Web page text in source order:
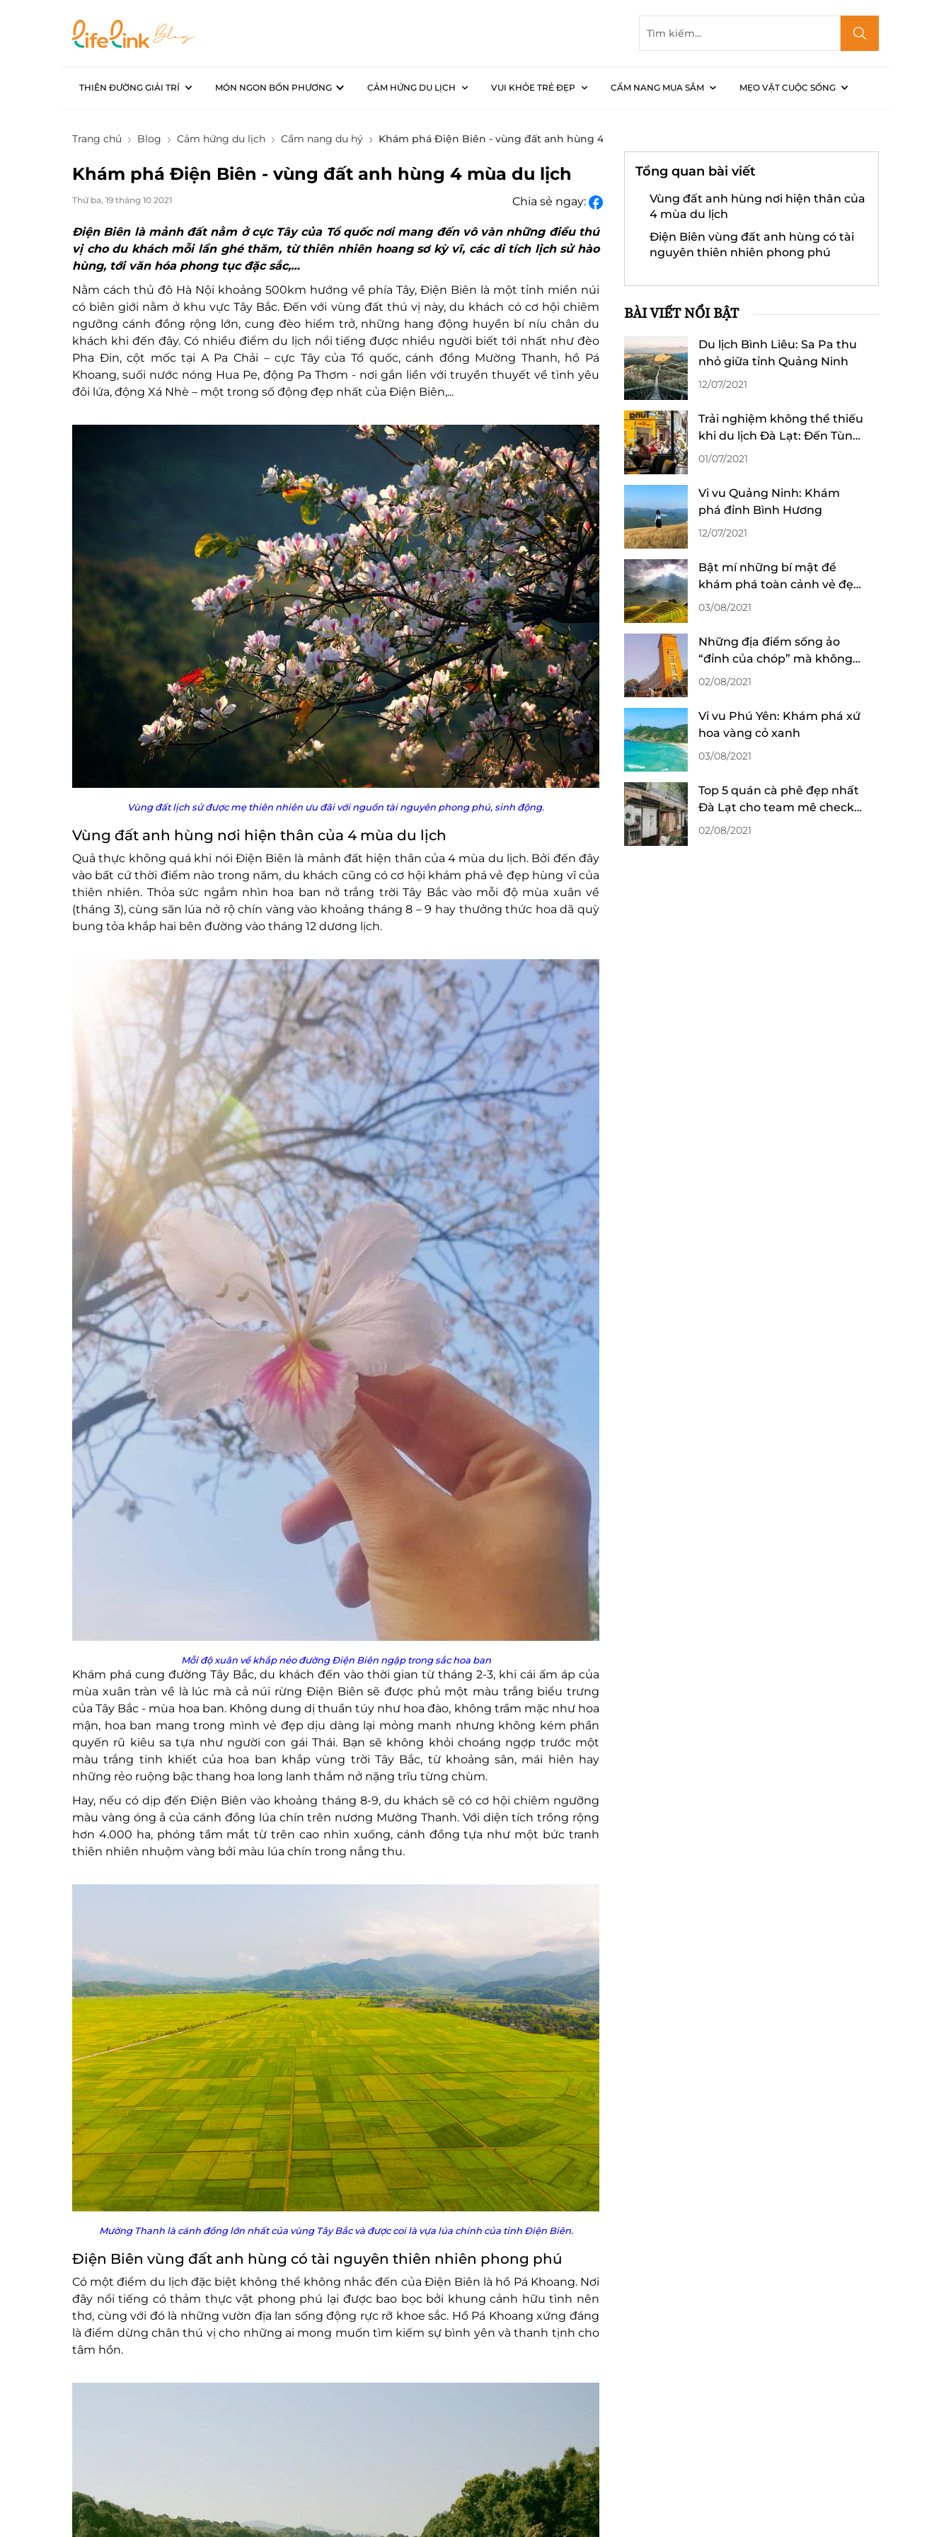
THIÊN ĐƯỜNG GIẢI TRÍ MÓN NGON BỐN PHƯƠNG CẢM HỨNG DU LỊCH VUI KHỎE TRẺ ĐẸP CẨM NANG MUA SẮM MẸO VẶT CUỘC SỐNG
Trang chủ Blog Cảm hứng du lịch Cẩm nang du hý Khám phá Điện Biên - vùng đất anh hùng 4 mùa du lịch
Khám phá Điện Biên - vùng đất anh hùng 4 mùa du lịch
Thứ ba, 19 tháng 10 2021 Chia sẻ ngay:
Điện Biên là mảnh đất nằm ở cực Tây của Tổ quốc nơi mang đến vô vàn những điều thú
vị cho du khách mỗi lần ghé thăm, từ thiên nhiên hoang sơ kỳ vĩ, các di tích lịch sử hào
hùng, tới văn hóa phong tục đặc sắc,…
Nằm cách thủ đô Hà Nội khoảng 500km hướng về phía Tây, Điện Biên là một tỉnh miền núi
có biên giới nằm ở khu vực Tây Bắc. Đến với vùng đất thú vị này, du khách có cơ hội chiêm
ngưỡng cánh đồng rộng lớn, cung đèo hiểm trở, những hang động huyền bí níu chân du
khách khi đến đây. Có nhiều điểm du lịch nổi tiếng được nhiều người biết tới nhất như đèo
Pha Đin, cột mốc tại A Pa Chải – cực Tây của Tổ quốc, cánh đồng Mường Thanh, hồ Pá
Khoang, suối nước nóng Hua Pe, động Pa Thơm - nơi gắn liền với truyền thuyết về tình yêu
đôi lứa, động Xá Nhè – một trong số động đẹp nhất của Điện Biên,...
Vùng đất lịch sử được mẹ thiên nhiên ưu đãi với nguồn tài nguyên phong phú, sinh động.
Vùng đất anh hùng nơi hiện thân của 4 mùa du lịch
Quả thực không quá khi nói Điện Biên là mảnh đất hiện thân của 4 mùa du lịch. Bởi đến đây
vào bất cứ thời điểm nào trong năm, du khách cũng có cơ hội khám phá vẻ đẹp hùng vĩ của
thiên nhiên. Thỏa sức ngắm nhìn hoa ban nở trắng trời Tây Bắc vào mỗi độ mùa xuân về
(tháng 3), cùng săn lúa nở rộ chín vàng vào khoảng tháng 8 – 9 hay thưởng thức hoa dã quỳ
bung tỏa khắp hai bên đường vào tháng 12 dương lịch.
Mỗi độ xuân về khắp nẻo đường Điện Biên ngập trong sắc hoa ban
Khám phá cung đường Tây Bắc, du khách đến vào thời gian từ tháng 2-3, khi cái ấm áp của
mùa xuân tràn về là lúc mà cả núi rừng Điện Biên sẽ được phủ một màu trắng biểu trưng
của Tây Bắc - mùa hoa ban. Không dung dị thuần túy như hoa đào, không trầm mặc như hoa
mận, hoa ban mang trong mình vẻ đẹp dịu dàng lại mỏng manh nhưng không kém phần
quyến rũ kiêu sa tựa như người con gái Thái. Bạn sẽ không khỏi choáng ngợp trước một
màu trắng tinh khiết của hoa ban khắp vùng trời Tây Bắc, từ khoảng sân, mái hiên hay
những rẻo ruộng bậc thang hoa long lanh thắm nở nặng trĩu từng chùm.
Hay, nếu có dịp đến Điện Biên vào khoảng tháng 8-9, du khách sẽ có cơ hội chiêm ngưỡng
màu vàng óng ả của cánh đồng lúa chín trên nương Mường Thanh. Với diện tích trồng rộng
hơn 4.000 ha, phóng tầm mắt từ trên cao nhìn xuống, cánh đồng tựa như một bức tranh
thiên nhiên nhuộm vàng bởi màu lúa chín trong nắng thu.
Mường Thanh là cánh đồng lớn nhất của vùng Tây Bắc và được coi là vựa lúa chính của tỉnh Điện Biên.
Điện Biên vùng đất anh hùng có tài nguyên thiên nhiên phong phú
Có một điểm du lịch đặc biệt không thể không nhắc đến của Điện Biên là hồ Pá Khoang. Nơi
đây nổi tiếng có thảm thực vật phong phú lại được bao bọc bởi khung cảnh hữu tình nên
thơ, cùng với đó là những vườn địa lan sống động rực rỡ khoe sắc. Hồ Pá Khoang xứng đáng
là điểm dừng chân thú vị cho những ai mong muốn tìm kiếm sự bình yên và thanh tịnh cho
tâm hồn.
Tổng quan bài viết
Vùng đất anh hùng nơi hiện thân của
4 mùa du lịch
Điện Biên vùng đất anh hùng có tài
nguyên thiên nhiên phong phú
BÀI VIẾT NỔI BẬT
Du lịch Bình Liêu: Sa Pa thu
nhỏ giữa tỉnh Quảng Ninh
12/07/2021
Trải nghiệm không thể thiếu
khi du lịch Đà Lạt: Đến Tùng
“làm” ly cafe!
01/07/2021
Vi vu Quảng Ninh: Khám
phá đỉnh Bình Hương
12/07/2021
Bật mí những bí mật để
khám phá toàn cảnh vẻ đẹp
mùa lúa chín ở Sa Pa
03/08/2021
Những địa điểm sống ảo
“đỉnh của chóp” mà không
mất phí tại Đà Lạt
02/08/2021
Vi vu Phú Yên: Khám phá xứ
hoa vàng cỏ xanh
03/08/2021
Top 5 quán cà phê đẹp nhất
Đà Lạt cho team mê check-
in sống ảo
02/08/2021